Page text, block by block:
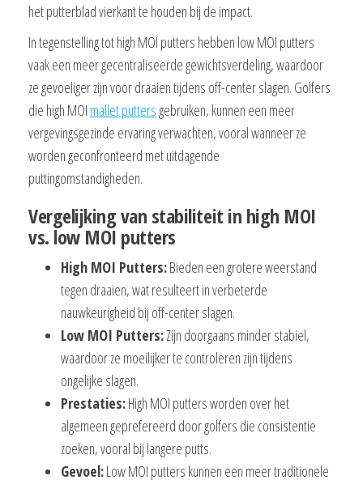
het putterblad vierkant te houden bij de impact.
In tegenstelling tot high MOI putters hebben low MOI putters
vaak een meer gecentraliseerde gewichtsverdeling, waardoor
ze gevoeliger zijn voor draaien tijdens off-center slagen. Golfers
die high MOI mallet putters gebruiken, kunnen een meer
vergevingsgezinde ervaring verwachten, vooral wanneer ze
worden geconfronteerd met uitdagende
puttingomstandigheden.
Vergelijking van stabiliteit in high MOI
vs. low MOI putters
High MOI Putters:Bieden een grotere weerstand
tegen draaien, wat resulteert in verbeterde
nauwkeurigheid bij off-center slagen.
Low MOI Putters:Zijn doorgaans minder stabiel,
waardoor ze moeilijker te controleren zijn tijdens
ongelijke slagen.
Prestaties:High MOI putters worden over het
algemeen geprefereerd door golfers die consistentie
zoeken, vooral bij langere putts.
Gevoel:Low MOI putters kunnen een meer traditionele